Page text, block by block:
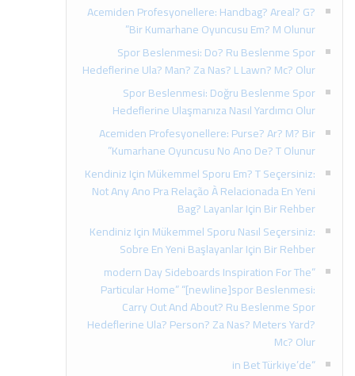
Acemiden Profesyonellere: Handbag? Areal? G?
Bir Kumarhane Oyuncusu Em? M Olunur”
Spor Beslenmesi: Do? Ru Beslenme Spor
Hedeflerine Ula? Man? Za Nas? L Lawn? Mc? Olur
Spor Beslenmesi: Doğru Beslenme Spor
Hedeflerine Ulaşmanıza Nasıl Yardımcı Olur
Acemiden Profesyonellere: Purse? Ar? M? Bir
Kumarhane Oyuncusu No Ano De? T Olunur”
Kendiniz Için Mükemmel Sporu Em? T Seçersiniz:
Not Any Ano Pra Relação À Relacionada En Yeni
Bag? Layanlar Için Bir Rehber
Kendiniz Için Mükemmel Sporu Nasıl Seçersiniz:
Sobre En Yeni Başlayanlar Için Bir Rehber
“modern Day Sideboards Inspiration For The
Particular Home” “[newline]spor Beslenmesi:
Carry Out And About? Ru Beslenme Spor
Hedeflerine Ula? Person? Za Nas? Meters Yard?
Mc? Olur
“in Bet Türkiye’de